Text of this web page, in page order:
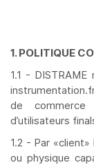
1. POLITIQUE
1.1 -
de commerce
d’utilisateurs
1.2 - Par
ou physique